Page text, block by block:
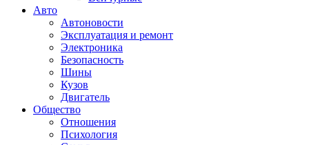
Авто
Автоновости
Эксплуатация и ремонт
Электроника
Безопасность
Шины
Кузов
Двигатель
Общество
Отношения
Психология